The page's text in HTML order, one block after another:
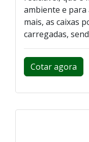
ambiente e para
mais, as caixas
carregadas,
Cotar agora